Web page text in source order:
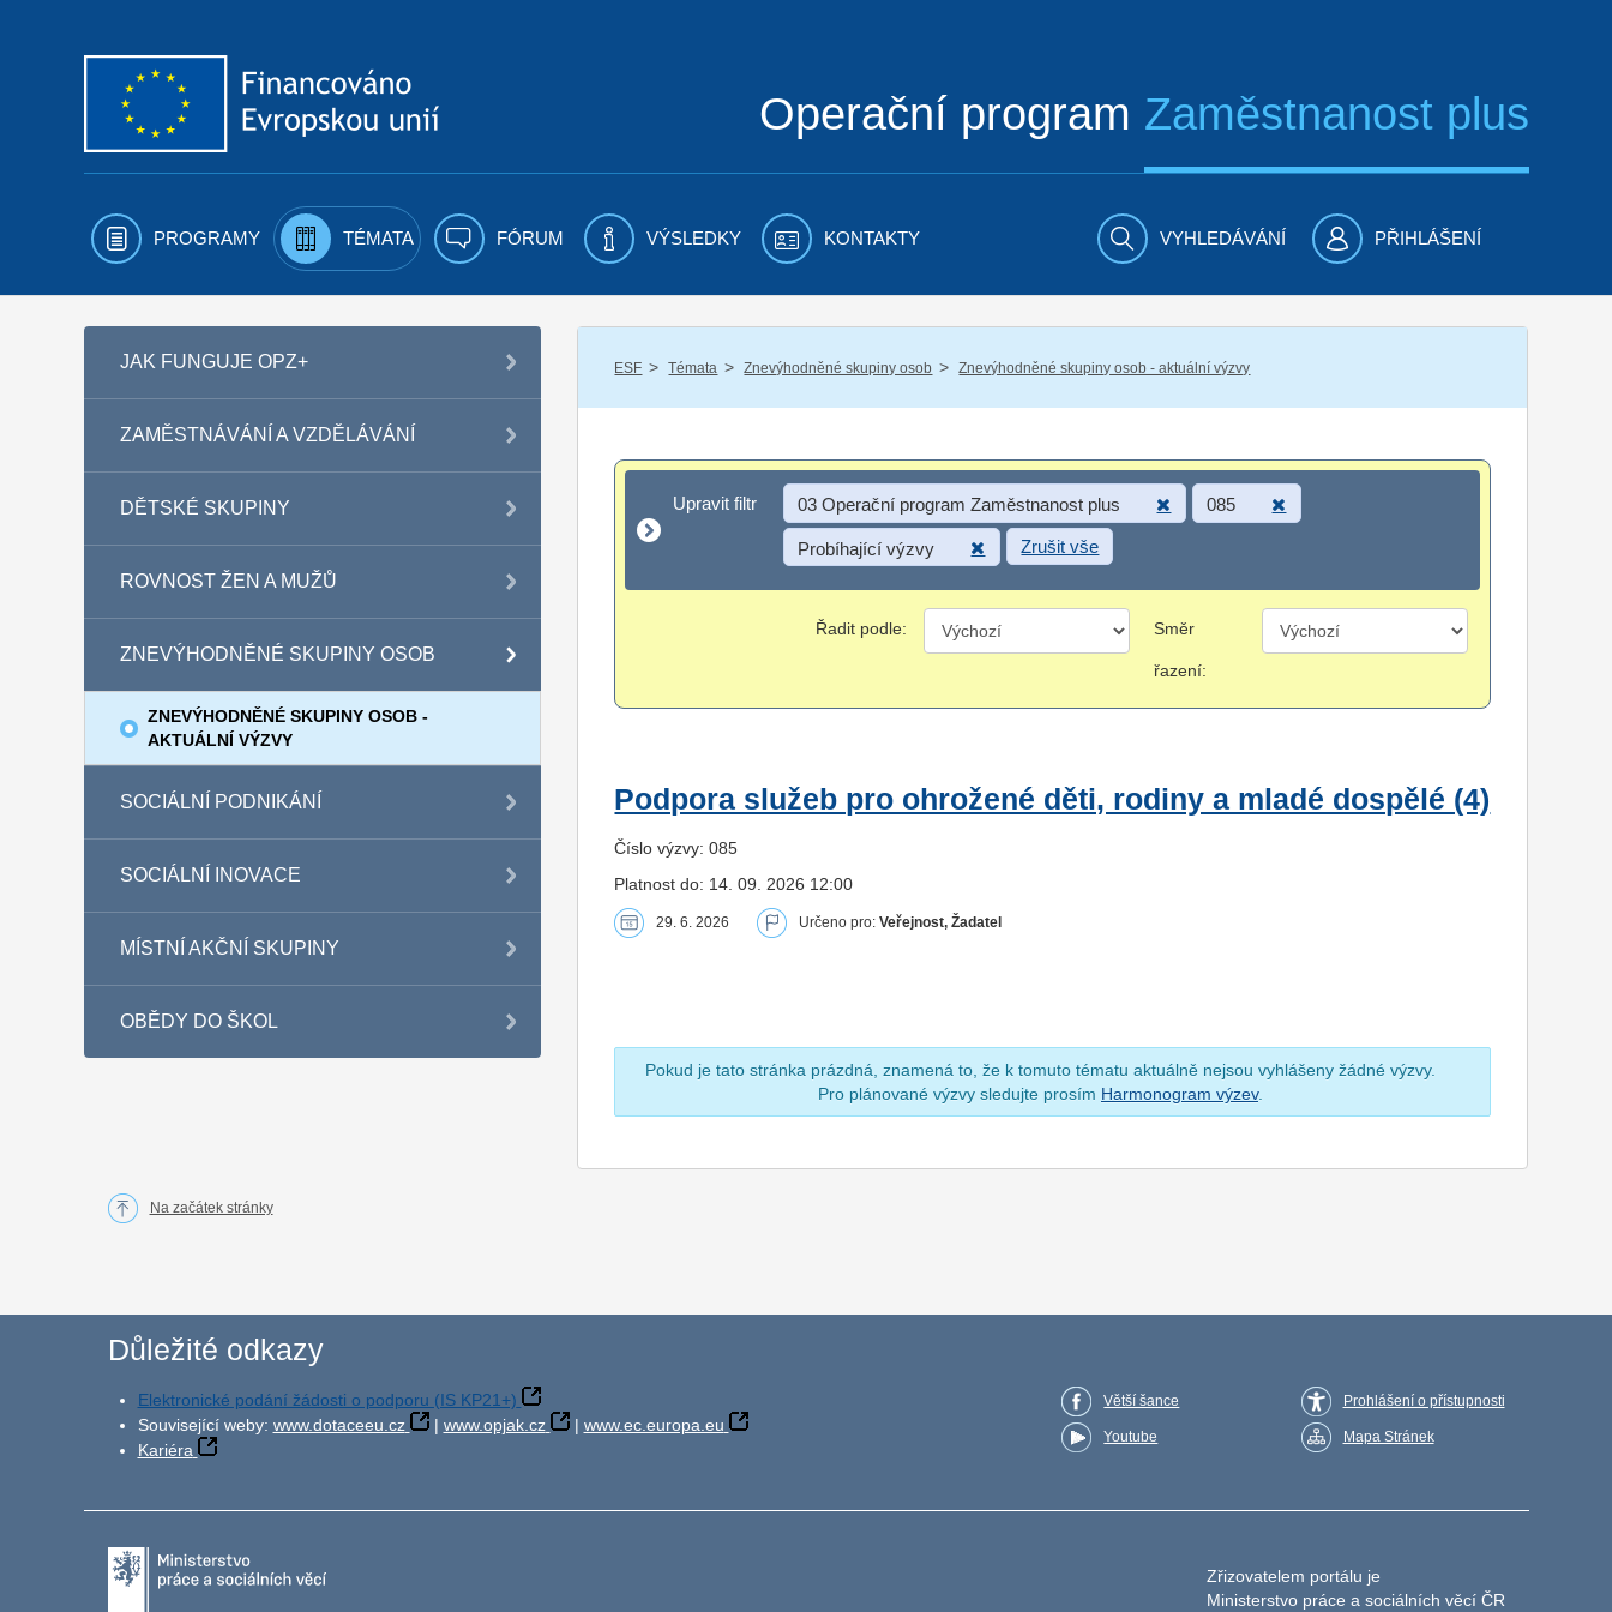
Operační program Zaměstnanost plus
PROGRAMY TÉMATA FÓRUM VÝSLEDKY KONTAKTY VYHLEDÁVÁNÍ PŘIHLÁŠENÍ
JAK FUNGUJE OPZ+
ZAMĚSTNÁVÁNÍ A VZDĚLÁVÁNÍ
DĚTSKÉ SKUPINY
ROVNOST ŽEN A MUŽŮ
ZNEVÝHODNĚNÉ SKUPINY OSOB
ZNEVÝHODNĚNÉ SKUPINY OSOB -
AKTUÁLNÍ VÝZVY
SOCIÁLNÍ PODNIKÁNÍ
SOCIÁLNÍ INOVACE
MÍSTNÍ AKČNÍ SKUPINY
OBĚDY DO ŠKOL
ESF / Témata / Znevýhodněné skupiny osob / Znevýhodněné skupiny osob - aktuální výzvy
Upravit filtr
Upravit filtr 03 Operační program Zaměstnanost plus 085
Probíhající výzvy Zrušit vše
Řadit podle: Směr
řazení:
Podpora služeb pro ohrožené děti, rodiny a mladé dospělé (4)
Číslo výzvy: 085
Platnost do: 14. 09. 2026 12:00
29. 6. 2026 Určeno pro:Veřejnost, Žadatel
Pokud je tato stránka prázdná, znamená to, že k tomuto tématu aktuálně nejsou vyhlášeny žádné výzvy.
Pro plánované výzvy sledujte prosím Harmonogram výzev.
Na začátek stránky
Důležité odkazy
Elektronické podání žádosti o podporu (IS KP21+)
Související weby: www.dotaceeu.cz | www.opjak.cz | www.ec.europa.eu
Kariéra
Větší šance
Youtube
Prohlášení o přístupnosti
Mapa Stránek
Zřizovatelem portálu je
Ministerstvo práce a sociálních věcí ČR